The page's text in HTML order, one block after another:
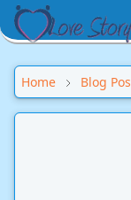
Home Blog